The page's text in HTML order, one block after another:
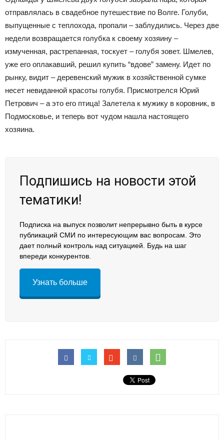
отправлялась в свадебное путешествие по Волге. Голуби,
выпущенные с теплохода, пропали – заблудились. Через две
недели возвращается голубка к своему хозяину –
измученная, растрепанная, тоскует – голубя зовет. Шмелев,
уже его оплакавший, решил купить “вдове” замену. Идет по
рынку, видит – деревенский мужик в хозяйственной сумке
несет невиданной красоты голубя. Присмотрелся Юрий
Петрович – а это его птица! Залетела к мужику в коровник, в
Подмосковье, и теперь вот чудом нашла настоящего
хозяина.
Подпишись на новости этой
тематики!
Подписка на выпуск позволит непрерывно быть в курсе
публикаций СМИ по интересующим вас вопросам. Это
дает полный контроль над ситуацией. Будь на шаг
впереди конкурентов.
Узнать больше